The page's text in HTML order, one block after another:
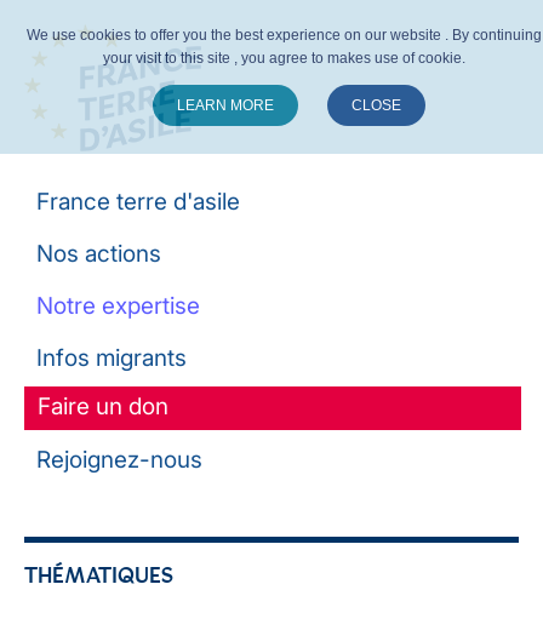
France terre d'asile
Nos actions
Notre expertise
Infos migrants
Faire un don
Rejoignez-nous
THÉMATIQUES
We use cookies to offer you the best experience on our website . By continuing
your visit to this site , you agree to makes use of cookie.
LEARN MORE CLOSE